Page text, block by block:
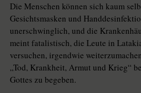
Die Menschen können sich kaum
Gesichtsmasken und
unerschwinglich, und die
meint fatalistisch, die Leute in
versuchen, irgendwie
„Tod, Krankheit, Armut und Krieg“
Gottes zu begeben.